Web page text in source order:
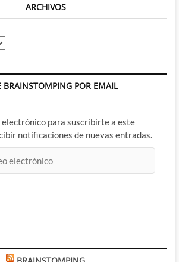
ARCHIVOS
BRAINSTOMPING POR EMAIL
para suscribirte a este
notificaciones de nuevas entradas.